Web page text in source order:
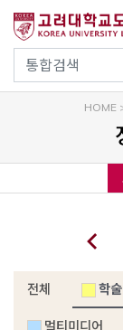
건
기
통합검색
사이트내 검색
HOME
전체 학
멀티미디어